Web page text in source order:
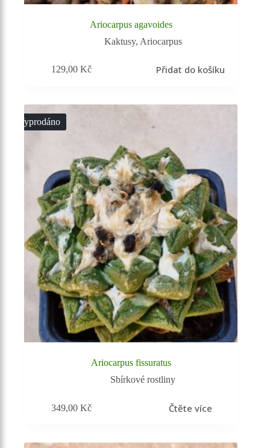
Ariocarpus agavoides
Kaktusy, Ariocarpus
129,00Kč Přidat do košíku
Vyprodáno
Ariocarpus fissuratus
Sbírkové rostliny
349,00Kč Čtěte více